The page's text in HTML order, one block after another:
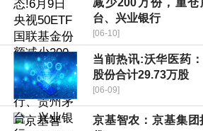
减少200万份，重
台、兴业银行
[06-10]
当前热讯:沃华医药
股份合计29.73万股
[06-09]
京基智农：京基集